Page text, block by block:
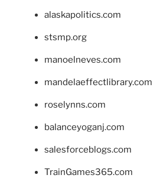
alaskapolitics.com
stsmp.org
manoelneves.com
mandelaeffectlibrary.com
roselynns.com
balanceyoganj.com
salesforceblogs.com
TrainGames365.com